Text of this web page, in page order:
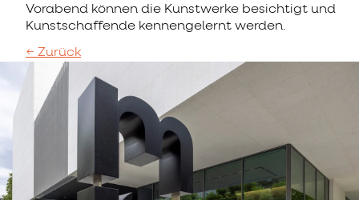
Vorabend können die Kunstwerke besichtigt und
Kunstschaffende kennengelernt werden.
← Zurück